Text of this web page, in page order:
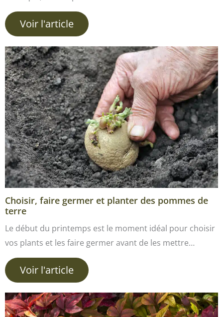
Voir l'article
Choisir, faire germer et planter des pommes de
terre
Le début du printemps est le moment idéal pour choisir
vos plants et les faire germer avant de les mettre…
Voir l'article